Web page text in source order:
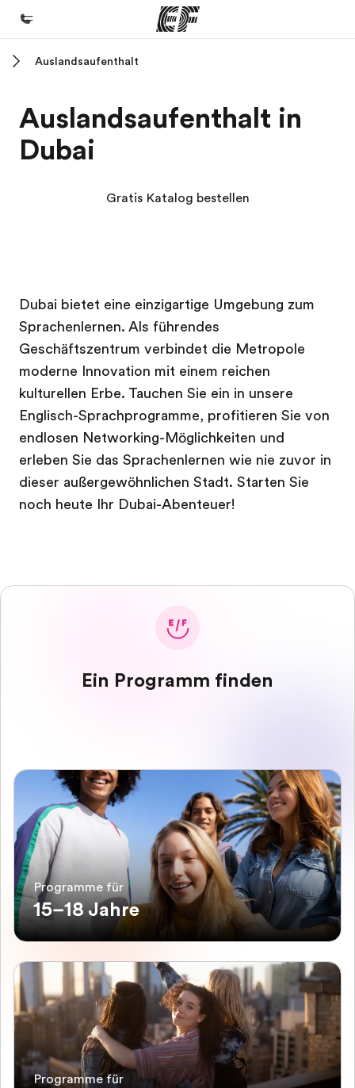
Programme
Alle Programme ansehen
Karriere
Teil des Teams werden
Auslandsaufenthalt
Auslandsaufenthalt in
Dubai
Gratis Katalog bestellen
Dubai bietet eine einzigartige Umgebung zum
Sprachenlernen. Als führendes
Geschäftszentrum verbindet die Metropole
moderne Innovation mit einem reichen
kulturellen Erbe. Tauchen Sie ein in unsere
Englisch-Sprachprogramme, profitieren Sie von
endlosen Networking-Möglichkeiten und
erleben Sie das Sprachenlernen wie nie zuvor in
dieser außergewöhnlichen Stadt. Starten Sie
noch heute Ihr Dubai-Abenteuer!
Ein Programm finden
Programme für
15–18 Jahre
Programme für